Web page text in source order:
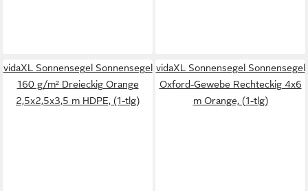
vidaXL Sonnensegel Sonnensegel
160 g/m² Dreieckig Orange
2,5x2,5x3,5 m HDPE, (1-tlg)
vidaXL Sonnensegel Sonnensegel
Oxford-Gewebe Rechteckig 4x6
m Orange, (1-tlg)